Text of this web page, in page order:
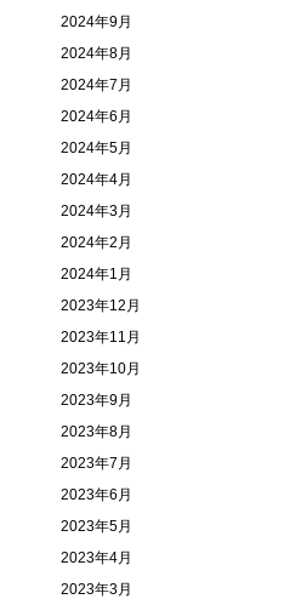
2024年9月
2024年8月
2024年7月
2024年6月
2024年5月
2024年4月
2024年3月
2024年2月
2024年1月
2023年12月
2023年11月
2023年10月
2023年9月
2023年8月
2023年7月
2023年6月
2023年5月
2023年4月
2023年3月